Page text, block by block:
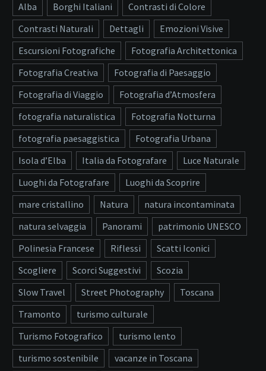
Alba Borghi Italiani
Contrasti di Colore
Contrasti Naturali
Dettagli
Emozioni Visive
Escursioni Fotografiche
Fotografia Architettonica
Fotografia Creativa
Fotografia di Paesaggio
Fotografia di Viaggio
Fotografia d’Atmosfera
fotografia naturalistica
Fotografia Notturna
fotografia paesaggistica
Fotografia Urbana
Isola d’Elba
Italia da Fotografare
Luce Naturale
Luoghi da Fotografare
Luoghi da Scoprire
mare cristallino
Natura
natura incontaminata
natura selvaggia
Panorami
patrimonio UNESCO
Polinesia Francese
Riflessi
Scatti Iconici
Scogliere
Scorci Suggestivi
Scozia
Slow Travel
Street Photography
Toscana
Tramonto
turismo culturale
Turismo Fotografico
turismo lento
turismo sostenibile
vacanze in Toscana